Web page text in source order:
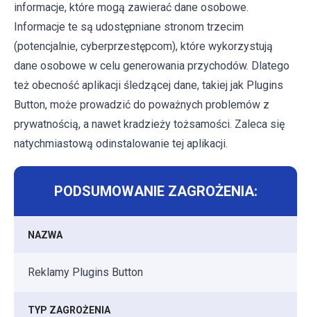
informacje, które mogą zawierać dane osobowe.
Informacje te są udostępniane stronom trzecim
(potencjalnie, cyberprzestępcom), które wykorzystują
dane osobowe w celu generowania przychodów. Dlatego
też obecność aplikacji śledzącej dane, takiej jak Plugins
Button, może prowadzić do poważnych problemów z
prywatnością, a nawet kradzieży tożsamości. Zaleca się
natychmiastową odinstalowanie tej aplikacji.
PODSUMOWANIE ZAGROŻENIA:
NAZWA
Reklamy Plugins Button
TYP ZAGROŻENIA